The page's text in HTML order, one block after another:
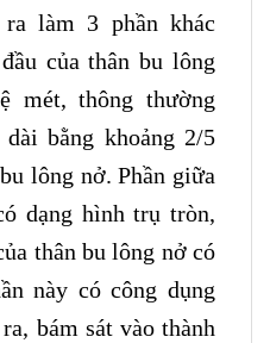
làm 3 phần khác
của thân bu lông
mét, thông thường
bằng khoảng 2/5
lông nở. Phần giữa
dạng hình trụ tròn,
thân bu lông nở có
này có công dụng
bám sát vào thành